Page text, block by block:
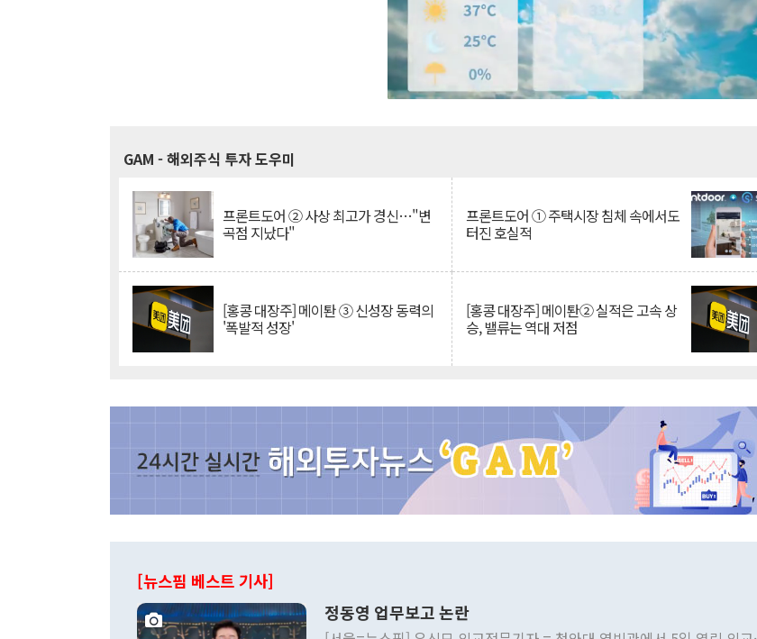
GAM - 해외주식 투자 도우미
프론트도어 ② 사상 최고가 경신…"변
곡점 지났다"
프론트도어 ① 주택시장 침체 속에서도
터진 호실적
[홍콩 대장주] 메이퇀 ③ 신성장 동력의
'폭발적 성장'
[홍콩 대장주] 메이퇀② 실적은 고속 상
승, 밸류는 역대 저점
[뉴스핌 베스트 기사]
정동영 업무보고 논란